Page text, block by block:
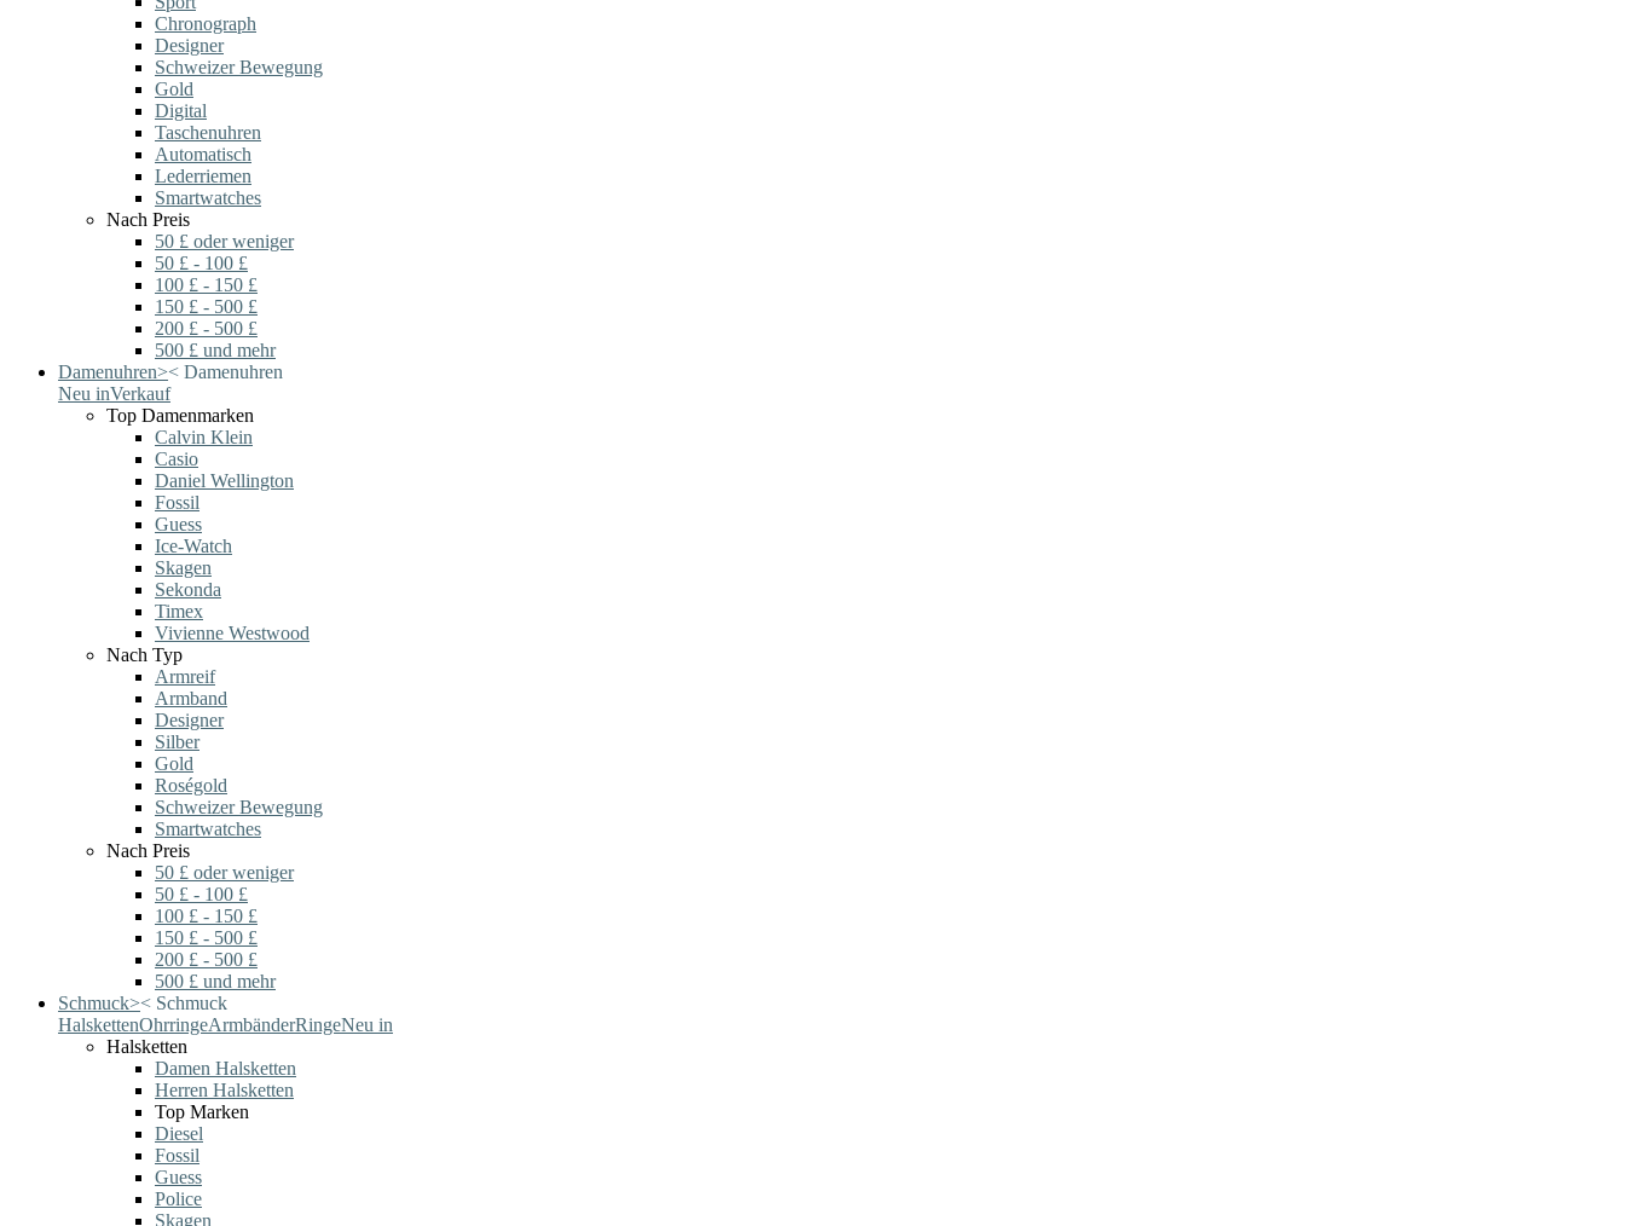
Chronograph
Designer
Schweizer Bewegung
Gold
Digital
Taschenuhren
Automatisch
Lederriemen
Smartwatches
Nach Preis
50 £ oder weniger
50 £ - 100 £
100 £ - 150 £
150 £ - 500 £
200 £ - 500 £
500 £ und mehr
Damenuhren>< Damenuhren
Neu inVerkauf
Top Damenmarken
Calvin Klein
Casio
Daniel Wellington
Fossil
Guess
Ice-Watch
Skagen
Sekonda
Timex
Vivienne Westwood
Nach Typ
Armreif
Armband
Designer
Silber
Gold
Roségold
Schweizer Bewegung
Smartwatches
Nach Preis
50 £ oder weniger
50 £ - 100 £
100 £ - 150 £
150 £ - 500 £
200 £ - 500 £
500 £ und mehr
Schmuck>< Schmuck
HalskettenOhrringeArmbänderRingeNeu in
Halsketten
Damen Halsketten
Herren Halsketten
Top Marken
Diesel
Fossil
Guess
Police
Skagen